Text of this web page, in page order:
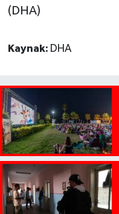
(DHA)
Kaynak: DHA